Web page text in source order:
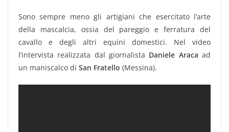
Sono sempre meno gli artigiani che esercitato l’arte
della mascalcia, ossia del pareggio e ferratura del
cavallo e degli altri equini domestici. Nel video
l’intervista realizzata dal giornalista Daniele Araca ad
un maniscalco di San Fratello (Messina).